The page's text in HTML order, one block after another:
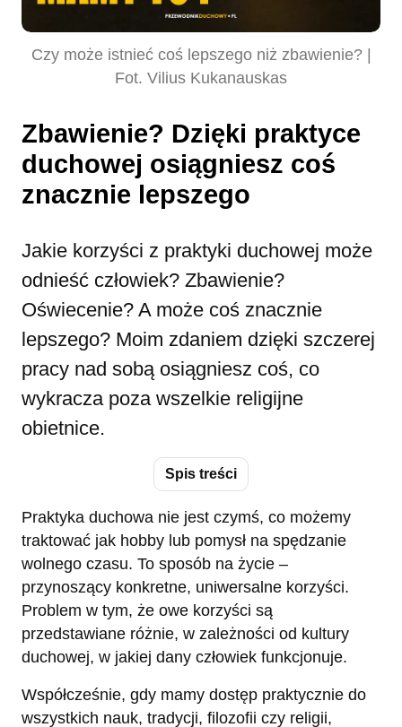
Czy może istnieć coś lepszego niż zbawienie? |
Fot. Vilius Kukanauskas
Zbawienie? Dzięki praktyce
duchowej osiągniesz coś
znacznie lepszego
Jakie korzyści z praktyki duchowej może
odnieść człowiek? Zbawienie?
Oświecenie? A może coś znacznie
lepszego? Moim zdaniem dzięki szczerej
pracy nad sobą osiągniesz coś, co
wykracza poza wszelkie religijne
obietnice.
Spis treści
Praktyka duchowa nie jest czymś, co możemy
traktować jak hobby lub pomysł na spędzanie
wolnego czasu. To sposób na życie –
przynoszący konkretne, uniwersalne korzyści.
Problem w tym, że owe korzyści są
przedstawiane różnie, w zależności od kultury
duchowej, w jakiej dany człowiek funkcjonuje.
Współcześnie, gdy mamy dostęp praktycznie do
wszystkich nauk, tradycji, filozofii czy religii,